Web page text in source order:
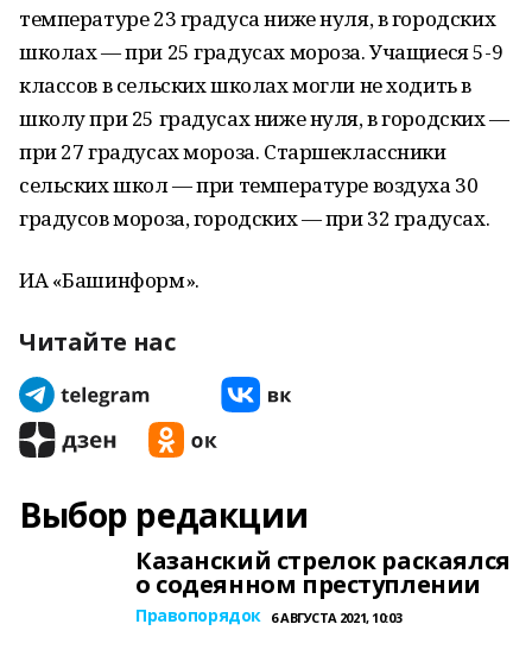
температуре 23 градуса ниже нуля, в городских
школах — при 25 градусах мороза. Учащиеся 5-9
классов в сельских школах могли не ходить в
школу при 25 градусах ниже нуля, в городских —
при 27 градусах мороза. Старшеклассники
сельских школ — при температуре воздуха 30
градусов мороза, городских — при 32 градусах.
ИА «Башинформ».
Читайте нас
Выбор редакции
Казанский стрелок раскаялся
о содеянном преступлении
Правопорядок 6 АВГУСТА 2021, 10:03